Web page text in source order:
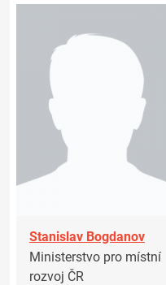
Stanislav Bogdanov
Ministerstvo pro místní
rozvoj ČR